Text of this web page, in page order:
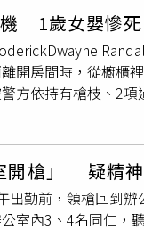
時，張男已不幸死
明知槍彈具有殺傷
雖送醫急救仍傷重
，蕭男涉嫌利用鐵
搜索扣得鋼珠5瓶
霰彈10顆。基隆地
持有子彈等罪犯罪
1歲女嬰慘
開房間時，從櫥櫃
方依持有槍枝、2
），當時蘭道爾
一家人熟睡時，蘭
不慎在把玩時擦槍
，但是經過治療
帶走一包被認為是
己當時完全沒有聽
開槍」 疑精
出勤前，領槍回到辦
室內3、4名同仁，